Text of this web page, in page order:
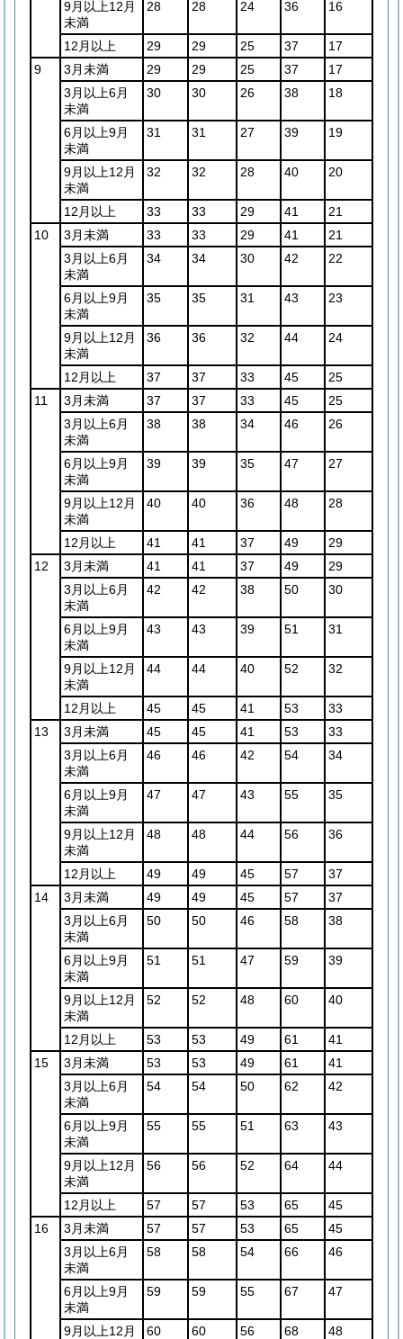
9月以上12月
未満
28 28 24 36 16
12月以上 29 29 25 37
17
9
3月未満 29 29 25 37
17
3月以上6月
未満
30 30 26 38 18
6月以上9月
未満
31 31 27 39 19
9月以上12月
未満
32 32 28 40 20
12月以上 33 33 29 41
21
10
3月未満 33 33 29 41
21
3月以上6月
未満
34 34 30 42 22
6月以上9月
未満
35 35 31 43 23
9月以上12月
未満
36 36 32 44 24
12月以上 37 37 33 45
25
11
3月未満 37 37 33 45
25
3月以上6月
未満
38 38 34 46 26
6月以上9月
未満
39 39 35 47 27
9月以上12月
未満
40 40 36 48 28
12月以上 41 41 37 49
29
12
3月未満 41 41 37 49
29
3月以上6月
未満
42 42 38 50 30
6月以上9月
未満
43 43 39 51 31
9月以上12月
未満
44 44 40 52 32
12月以上 45 45 41 53
33
13
3月未満 45 45 41 53
33
3月以上6月
未満
46 46 42 54 34
6月以上9月
未満
47 47 43 55 35
9月以上12月
未満
48 48 44 56 36
12月以上 49 49 45 57
37
14
3月未満 49 49 45 57
37
3月以上6月
未満
50 50 46 58 38
6月以上9月
未満
51 51 47 59 39
9月以上12月
未満
52 52 48 60 40
12月以上 53 53 49 61
41
15
3月未満 53 53 49 61
41
3月以上6月
未満
54 54 50 62 42
6月以上9月
未満
55 55 51 63 43
9月以上12月
未満
56 56 52 64 44
12月以上 57 57 53 65
45
16
3月未満 57 57 53 65
45
3月以上6月
未満
58 58 54 66 46
6月以上9月
未満
59 59 55 67 47
9月以上12月
60 60 56 68 48